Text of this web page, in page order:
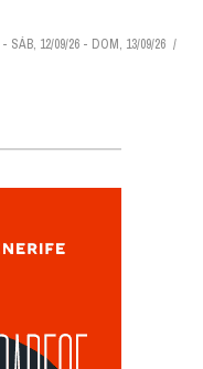
- SÁB, 12/09/26 - DOM, 13/09/26